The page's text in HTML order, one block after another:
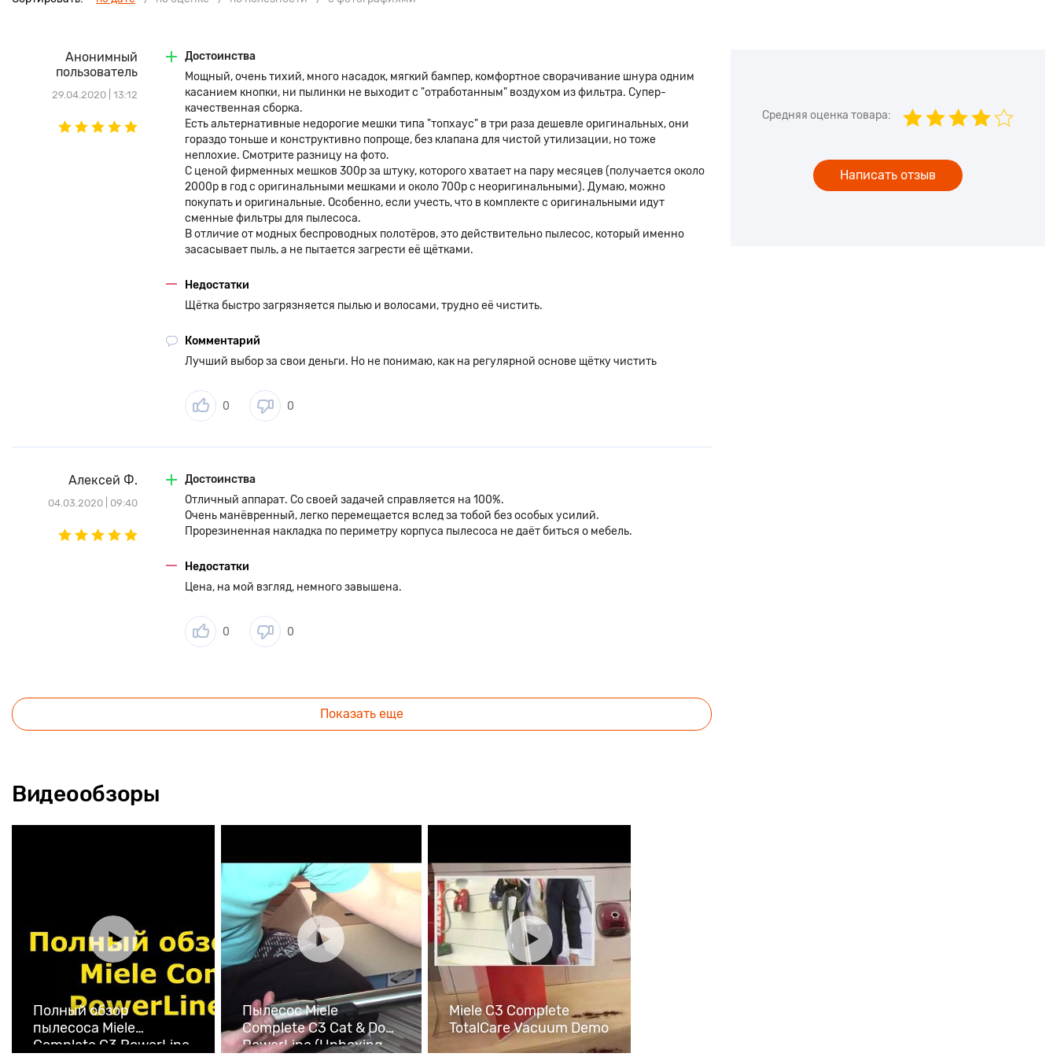
Анонимный
пользователь
29.04.2020 | 13:12
Достоинства
Мощный, очень тихий, много насадок, мягкий бампер, комфортное сворачивание шнура одним
касанием кнопки, ни пылинки не выходит с "отработанным" воздухом из фильтра. Супер-
качественная сборка.
Есть альтернативные недорогие мешки типа "топхаус" в три раза дешевле оригинальных, они
гораздо тоньше и конструктивно попроще, без клапана для чистой утилизации, но тоже
неплохие. Смотрите разницу на фото.
С ценой фирменных мешков 300р за штуку, которого хватает на пару месяцев (получается около
2000р в год с оригинальными мешками и около 700р с неоригинальными). Думаю, можно
покупать и оригинальные. Особенно, если учесть, что в комплекте с оригинальными идут
сменные фильтры для пылесоса.
В отличие от модных беспроводных полотёров, это действительно пылесос, который именно
засасывает пыль, а не пытается загрести её щётками.
Недостатки
Щётка быстро загрязняется пылью и волосами, трудно её чистить.
Комментарий
Лучший выбор за свои деньги. Но не понимаю, как на регулярной основе щётку чистить
0 0
Алексей Ф.
04.03.2020 | 09:40
Достоинства
Отличный аппарат. Со своей задачей справляется на 100%.
Очень манёвренный, легко перемещается вслед за тобой без особых усилий.
Прорезиненная накладка по периметру корпуса пылесоса не даёт биться о мебель.
Недостатки
Цена, на мой взгляд, немного завышена.
0 0
Показать еще
Средняя оценка товара:
Написать отзыв
Видеообзоры
Полный обзор
пылесоса Miele
Complete C3 PowerLine
Пылесос Miele
Complete C3 Cat & Dog
PowerLine (Unboxing
Miele C3 Complete
TotalCare Vacuum Demo